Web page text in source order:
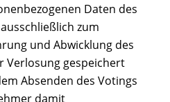
Daten des
zum
und Abwicklung des
Verlosung gespeichert
Absenden des Votings
damit